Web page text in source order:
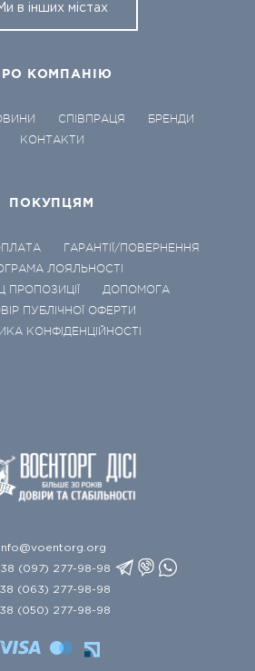
в інших містах
КОМПАНІЮ
СПІВПРАЦЯ
БРЕНДИ
КОНТАКТИ
ПОКУПЦЯМ
ГАРАНТІЇ/ПОВЕРНЕННЯ
ЛОЯЛЬНОСТІ
ПРОПОЗИЦІЇ
ДОПОМОГА
ПУБЛІЧНОЇ ОФЕРТИ
КОНФІДЕНЦІЙНОСТІ
info@voentorg.org
(097) 277-98-98
(063) 277-98-98
(050) 277-98-98